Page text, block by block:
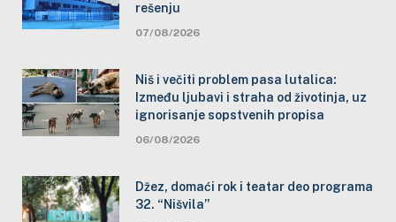
rešenju
07/08/2026
Niš i večiti problem pasa lutalica:
Između ljubavi i straha od životinja, uz
ignorisanje sopstvenih propisa
06/08/2026
Džez, domaći rok i teatar deo programa
32. “Nišvila”